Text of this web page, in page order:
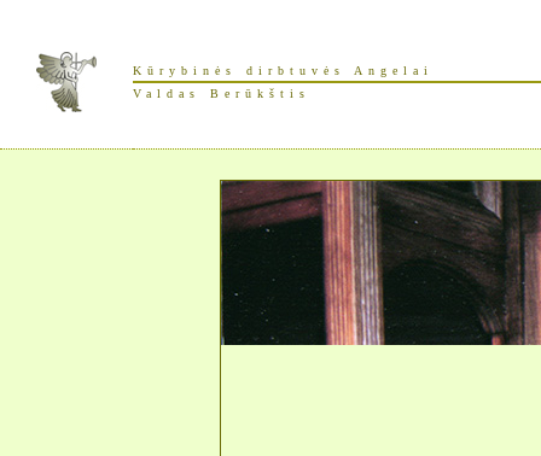
Kūrybinės dirbtuvės Angelai
Valdas Berūkštis